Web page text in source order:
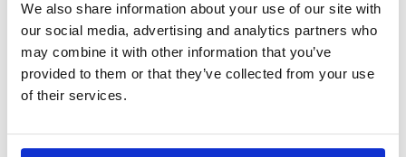
We also share information about your use of our site with
our social media, advertising and analytics partners who
may combine it with other information that you’ve
provided to them or that they’ve collected from your use
of their services.PREPARAZIONE
Tosta brevemente in una padella, a fiamma
dolce, i semi, rigirandoli di continuo.